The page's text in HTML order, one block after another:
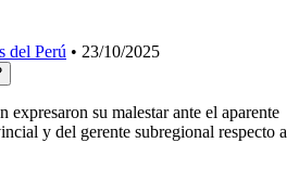
del Perú • 23/10/2025
expresaron su malestar ante el aparente
y del gerente subregional respecto a